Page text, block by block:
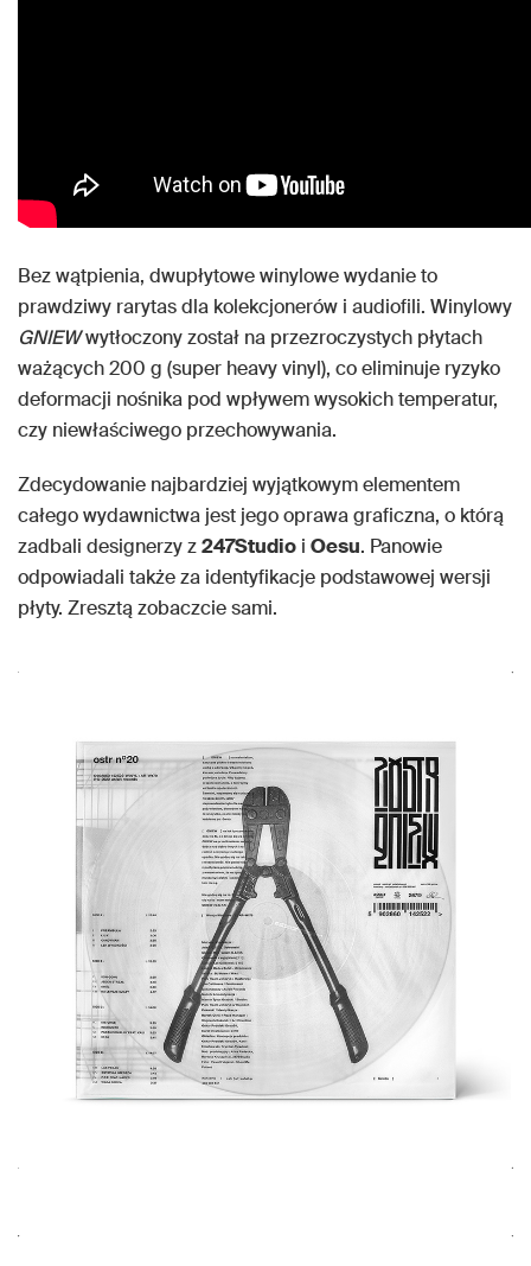
Bez wątpienia, dwupłytowe winylowe wydanie to
prawdziwy rarytas dla kolekcjonerów i audiofili. Winylowy
GNIEWwytłoczony został na przezroczystych płytach
ważących 200 g (super heavy vinyl), co eliminuje ryzyko
deformacji nośnika pod wpływem wysokich temperatur,
czy niewłaściwego przechowywania.
Zdecydowanie najbardziej wyjątkowym elementem
całego wydawnictwa jest jego oprawa graficzna, o którą
zadbali designerzy z247Studio i Oesu. Panowie
odpowiadali także za identyfikacje podstawowej wersji
płyty. Zresztą zobaczcie sami.